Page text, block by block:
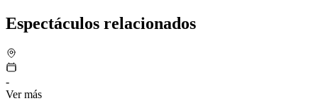
Espectáculos relacionados
-
Ver más